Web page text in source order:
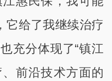
它给了我继续治疗
充分体现了“镇江
前沿技术方面的